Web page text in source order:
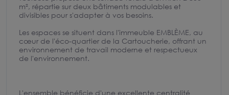
m², répartie sur deux bâtiments modulables et
divisibles pour s'adapter à vos besoins.
Les espaces se situent dans l'immeuble EMBLÈME, au
cœur de l'éco-quartier de la Cartoucherie, offrant un
environnement de travail moderne et respectueux
de l'environnement.
L'ensemble bénéficie d'une excellente centralité